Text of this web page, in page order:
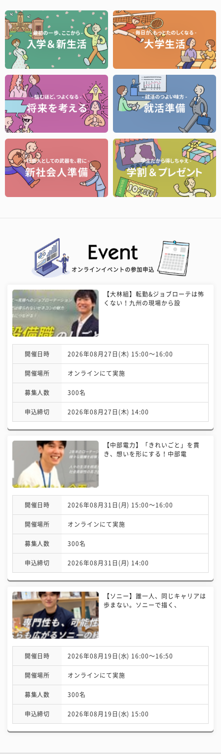
オンラインイベントの参加申込
【大林組】転勤&ジョブローテは怖
くない！九州の現場から設
開催日時 2026年08月27日(木) 15:00〜16:00
開催場所 オンラインにて実施
募集人数 300名
申込締切 2026年08月27日(木) 14:00
【中部電力】「きれいごと」を貫
き、想いを形にする！中部電
開催日時 2026年08月31日(月) 15:00〜16:00
開催場所 オンラインにて実施
募集人数 300名
申込締切 2026年08月31日(月) 14:00
【ソニー】誰一人、同じキャリアは
歩まない。ソニーで描く、
開催日時 2026年08月19日(水) 16:00〜16:50
開催場所 オンラインにて実施
募集人数 300名
申込締切 2026年08月19日(水) 15:00